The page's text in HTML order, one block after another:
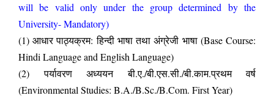
will be valid only under the group determined by the
University- Mandatory)
(1) आधार पाठ्यक्रम: हिन्दी भाषा तथा अंग्रेजी भाषा (Base Course:
Hindi Language and English Language)
(2) पर्यावरण अध्ययन बी.ए./बी.एस.सी./बी.काम.प्रथम वर्ष
(Environmental Studies: B.A./B.Sc./B.Com. First Year)